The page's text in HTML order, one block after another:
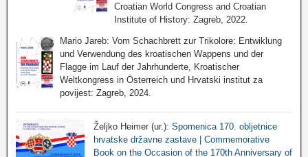
Croatian World Congress and Croatian
Institute of History: Zagreb, 2022.
Mario Jareb: Vom Schachbrett zur Trikolore: Entwiklung
und Verwendung des kroatischen Wappens und der
Flagge im Lauf der Jahrhunderte, Kroatischer
Weltkongress in Österreich und Hrvatski institut za
povijest: Zagreb, 2024.
Željko Heimer (ur.): Spomenica 170. obljetnice
hrvatske državne zastave | Commemorative
Book on the Occasion of the 170th Anniversary of